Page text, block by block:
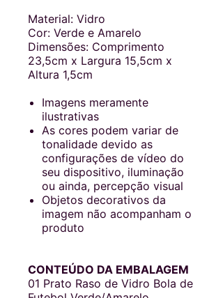
Material: Vidro
Cor: Verde e Amarelo
Dimensões: Comprimento
23,5cm x Largura 15,5cm x
Altura 1,5cm
Imagens meramente
ilustrativas
As cores podem variar de
tonalidade devido as
configurações de vídeo do
seu dispositivo, iluminação
ou ainda, percepção visual
Objetos decorativos da
imagem não acompanham o
produto
CONTEÚDO DA EMBALAGEM
01 Prato Raso de Vidro Bola de